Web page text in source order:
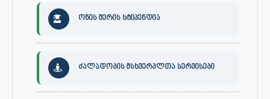
ონის მერის სტიპენდია
ძალადობის მსხვერპლთა სერვისები